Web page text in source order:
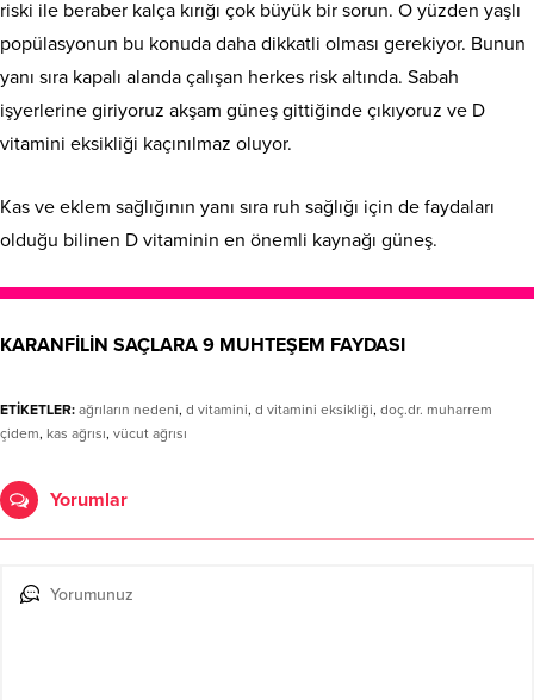
riski ile beraber kalça kırığı çok büyük bir sorun. O yüzden yaşlı
popülasyonun bu konuda daha dikkatli olması gerekiyor. Bunun
yanı sıra kapalı alanda çalışan herkes risk altında. Sabah
işyerlerine giriyoruz akşam güneş gittiğinde çıkıyoruz ve D
vitamini eksikliği kaçınılmaz oluyor.
Kas ve eklem sağlığının yanı sıra ruh sağlığı için de faydaları
olduğu bilinen D vitaminin en önemli kaynağı güneş.
KARANFİLİN SAÇLARA 9 MUHTEŞEM FAYDASI
ETİKETLER: ağrıların nedeni, d vitamini, d vitamini eksikliği, doç.dr. muharrem
çidem, kas ağrısı, vücut ağrısı
Yorumlar